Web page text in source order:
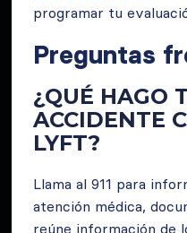
programar tu
Preguntas
¿QUÉ HAGO
ACCIDENTE
LYFT?
Llama al 911 para
atención médica,
reúne información de